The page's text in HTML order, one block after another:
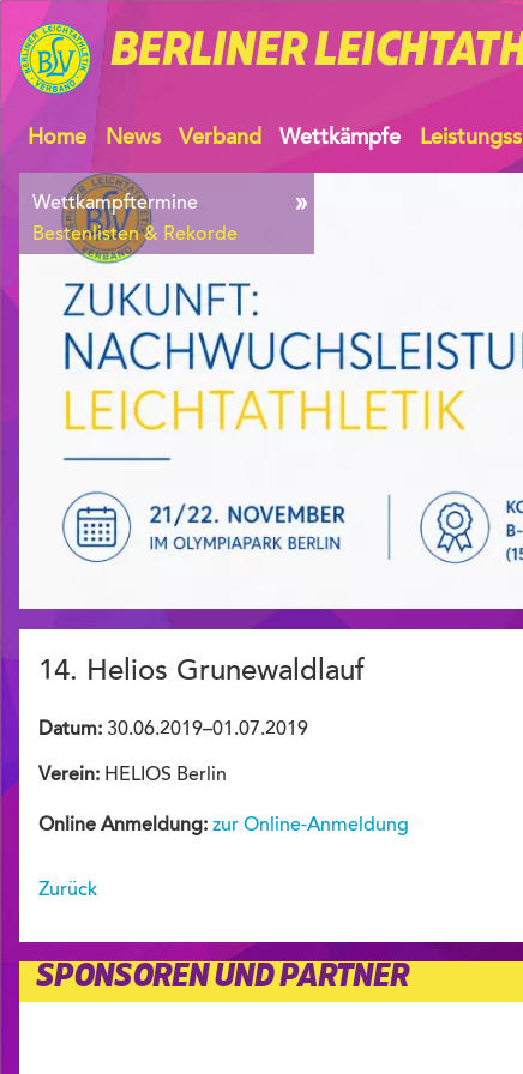
BERLINER
Home News Verband Wettkämpfe
Wettkampftermine
Bestenlisten & Rekorde
14. Helios Grunewaldlauf
Datum: 30.06.2019–01.07.2019
Verein: HELIOS Berlin
Online Anmeldung: zur Online-Anmeldung
Zurück
SPONSOREN UND PARTNER